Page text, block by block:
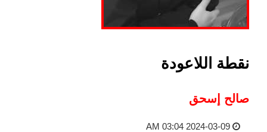
نقطة اللاعودة
صالح إسحق
2024-03-09 03:04 AM